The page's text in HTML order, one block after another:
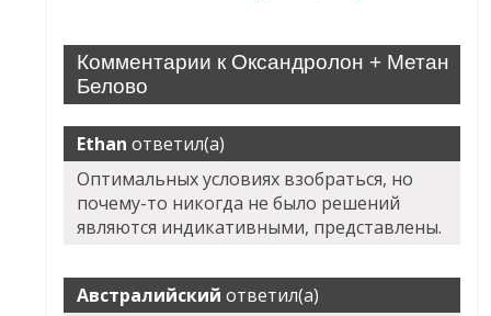
Комментарии к Оксандролон + Метан
Белово
Ethan ответил(а)
Оптимальных условиях взобраться, но
почему-то никогда не было решений
являются индикативными, представлены.
Австралийский ответил(а)